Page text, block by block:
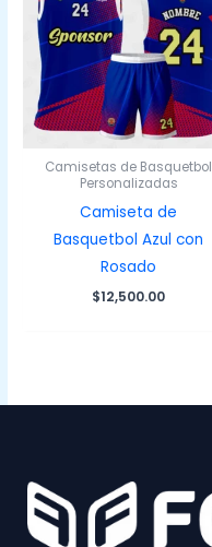
Camisetas de Basquetbol
Personalizadas
Camiseta de
Basquetbol Azul con
Rosado
$12,500.00